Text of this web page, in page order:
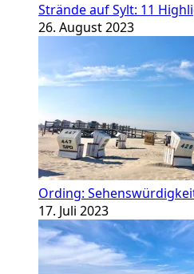
Strände auf Sylt: 11
26. August 2023
Ording:
17. Juli 2023